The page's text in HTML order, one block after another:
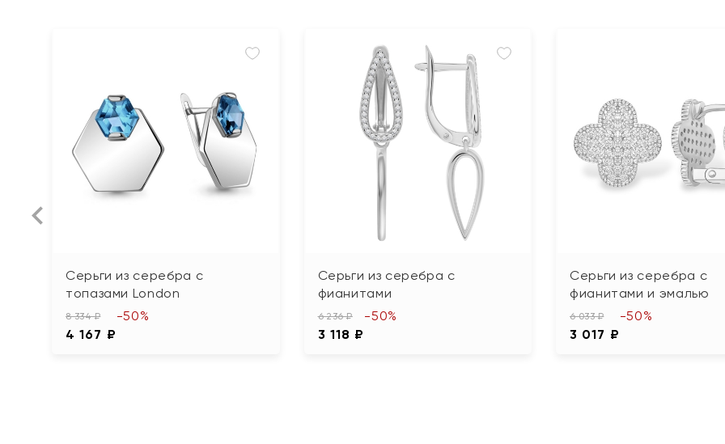
Серьги из серебра с
топазами London
8 334 ₽
4 167 ₽
-50%
Серьги из серебра с
фианитами
6 236 ₽
3 118 ₽
-50%
Серьги из серебра с
фианитами и эмалью
6 033 ₽
3 017 ₽
-50%